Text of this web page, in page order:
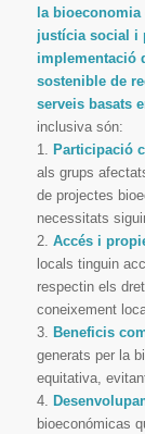
la
justícia social i
implementació
sostenible de
serveis basats
inclusiva són:
1. Participació
als grups
de projectes
necessitats
2. Accés i
locals tinguin
respectin els
coneixement
3. Beneficis
generats per la
equitativa,
4.
bioeconómicas